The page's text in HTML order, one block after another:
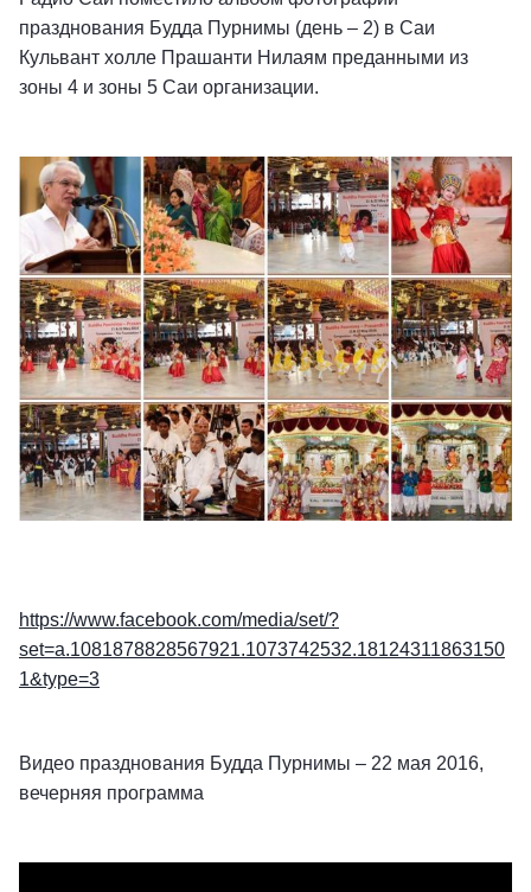
празднования Будда Пурнимы (день – 2) в Саи
Кульвант холле Прашанти Нилаям преданными из
зоны 4 и зоны 5 Саи организации.
https://www.facebook.com/media/set/?
set=a.1081878828567921.1073742532.18124311863150
1&type=3
Видео празднования Будда Пурнимы – 22 мая 2016,
вечерняя программа